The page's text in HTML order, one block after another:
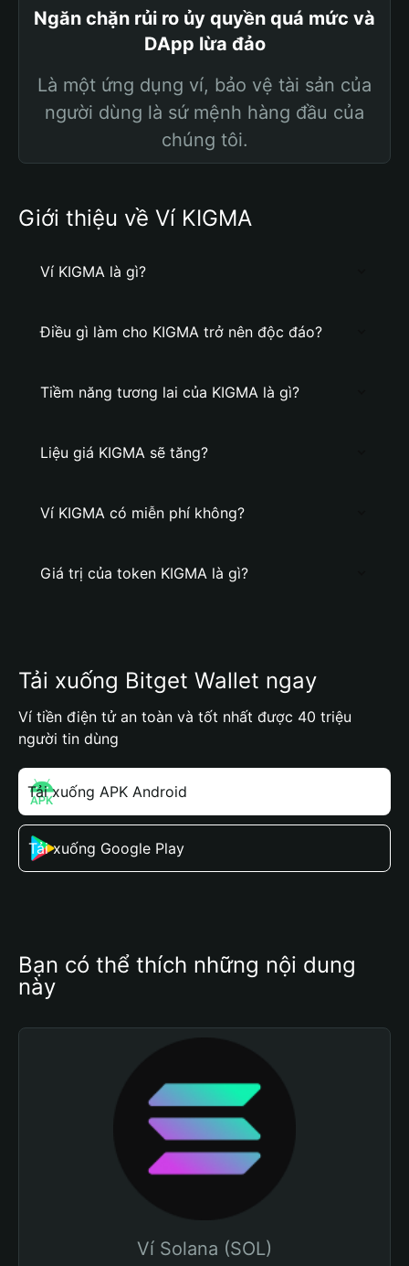
Ngăn chặn rủi ro ủy quyền quá mức và
DApp lừa đảo
Là một ứng dụng ví, bảo vệ tài sản của
người dùng là sứ mệnh hàng đầu của
chúng tôi.
Giới thiệu về Ví KIGMA
Ví KIGMA là gì?
Điều gì làm cho KIGMA trở nên độc đáo?
Tiềm năng tương lai của KIGMA là gì?
Liệu giá KIGMA sẽ tăng?
Ví KIGMA có miễn phí không?
Giá trị của token KIGMA là gì?
Tải xuống Bitget Wallet ngay
Ví tiền điện tử an toàn và tốt nhất được 40 triệu
người tin dùng
Tải xuống APK Android
Tải xuống Google Play
Bạn có thể thích những nội dung
này
Ví Solana (SOL)